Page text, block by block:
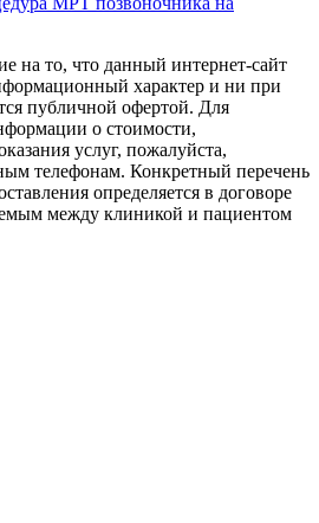
на то, что данный интернет-сайт
характер и ни при
публичной офертой. Для
о стоимости,
услуг, пожалуйста,
телефонам. Конкретный перечень
определяется в договоре
между клиникой и пациентом